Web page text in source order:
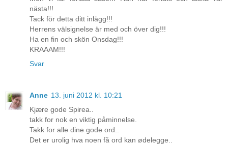
nästa!!!
Tack för detta ditt inlägg!!!
Herrens välsignelse är med och över dig!!!
Ha en fin och skön Onsdag!!!
KRAAAM!!!
Svar
Anne 13. juni 2012 kl. 10:21
Kjære gode Spirea..
takk for nok en viktig påminnelse.
Takk for alle dine gode ord..
Det er urolig hva noen få ord kan ødelegge..